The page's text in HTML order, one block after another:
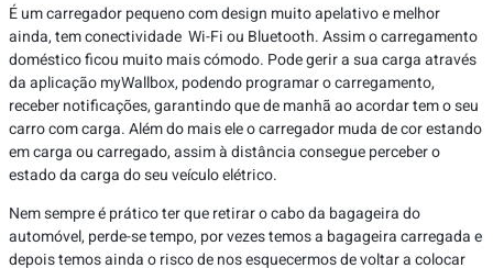
É um carregador pequeno com design muito apelativo e melhor
ainda, tem conectividade Wi-Fi ou Bluetooth. Assim o carregamento
doméstico ficou muito mais cómodo. Pode gerir a sua carga através
da aplicação myWallbox, podendo programar o carregamento,
receber notificações, garantindo que de manhã ao acordar tem o seu
carro com carga. Além do mais ele o carregador muda de cor estando
em carga ou carregado, assim à distância consegue perceber o
estado da carga do seu veículo elétrico.
Nem sempre é prático ter que retirar o cabo da bagageira do
automóvel, perde-se tempo, por vezes temos a bagageira carregada e
depois temos ainda o risco de nos esquecermos de voltar a colocar